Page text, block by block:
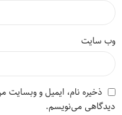
وب‌ سایت
ذخیره نام، ایمیل و وبسایت
دیدگاهی می‌نویسم.